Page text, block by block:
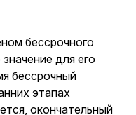
бессрочного
для его
бессрочный
этапах
окончательный